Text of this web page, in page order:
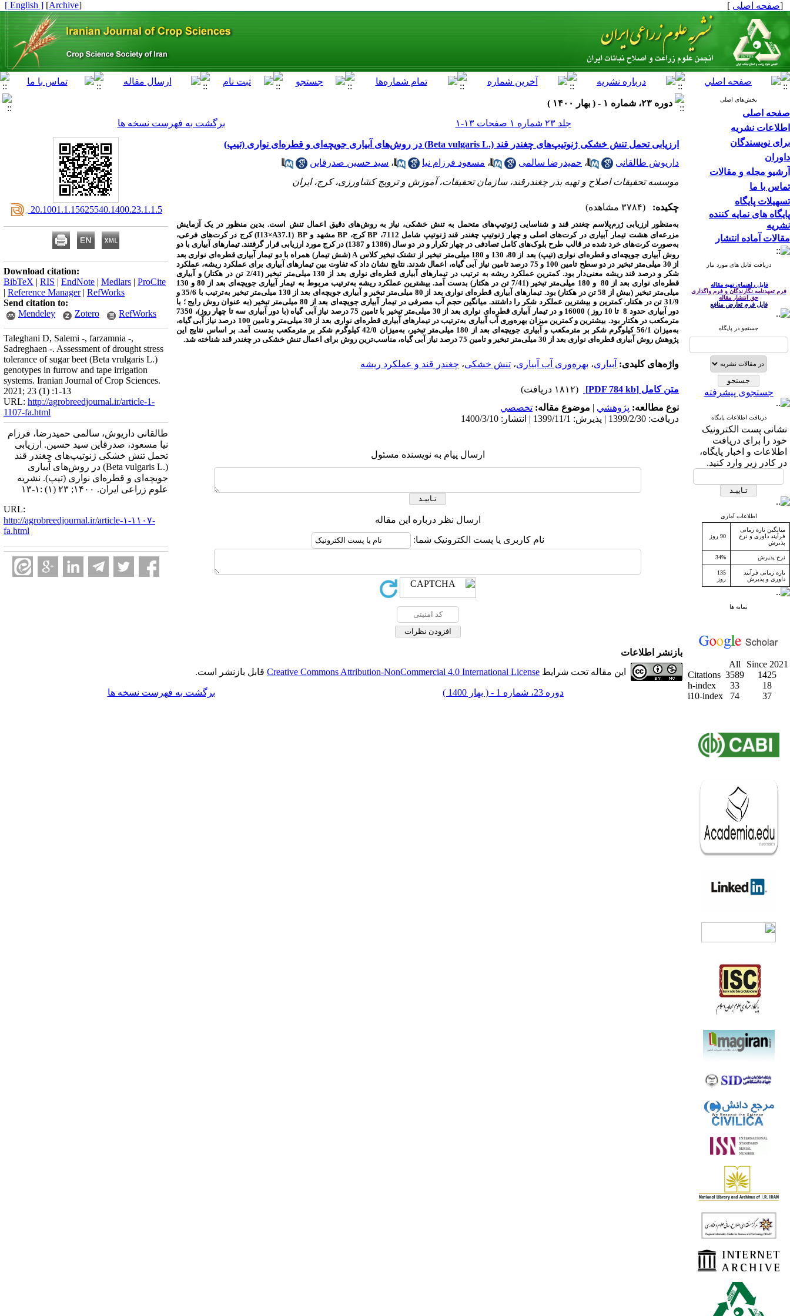
[صفحه اصلی ]
[
Archive
]
[ English ]
بخش‌های اصلی
صفحه اصلی
اطلاعات نشریه
برای نویسندگان
داوران
آرشیو مجله و مقالات
تماس با ما
تسهیلات پایگاه
پایگاه های نمایه کننده
نشریه
مقالات آماده انتشار
دریافت فایل های مورد نیاز
فایل راهنمای تهیه مقاله
فرم تعهدنامه نگارندگان و فرم واگذاری
حق انتشار مقاله
فایل فرم تعارض منافع
جستجو در پایگاه
جستجوی پیشرفته
دریافت اطلاعات پایگاه
نشانی پست الکترونیک
خود را برای دریافت
اطلاعات و اخبار پایگاه،
در کادر زیر وارد کنید.
اطلاعات آماری
میانگین بازه زمانی
فرآیند داوری و نرخ
پذیرش
90 روز
نرخ پذیرش 34%
بازه زمانی فرآیند
داوری و پذیرش
135
روز
نمایه ها
All
Since 2021
Citations 3589
1425
h-index
33
18
i10-index
74 37
دوره ۲۳، شماره ۱ - ( بهار ۱۴۰۰ )
جلد ۲۳ شماره ۱ صفحات ۱۳-۱
برگشت به فهرست نسخه ها
ارزیابی تحمل تنش خشکی ژنوتیپ‌های چغندر قند (.Beta vulgaris L) در روش‌های آبیاری جویچه‌ای و قطره‌ای نواری (تیپ)
داریوش طالقانی
، حمیدرضا سالمی ، مسعود فرزام نیا ، سید حسین صدرقاین
موسسه تحقیقات اصلاح و تهیه بذر چغندرقند، سازمان تحقیقات، آموزش و ترویج کشاورزی، کرج، ایران
چکیده: (۳۷۸۴ مشاهده)
به‌منظور ارزیابی ژرم‌پلاسم چغندر قند و شناسایی ژنوتیپ‌های متحمل به تنش خشکی، نیاز به روش‌های دقیق اعمال تنش است. بدین منظور در یک آزمایش
مزرعه‌ای هشت تیمار آبیاری در کرت‌های اصلی و چهار ژنوتیپ چغندر قند ژنوتیپ شامل 7112،
BPکرج، BPمشهد وBP
(I13×A37.1)کرج در کرت‌های فرعی،
به‌صورت کرت‌های خرد شده در قالب طرح بلوک‌های کامل تصادفی در چهار تکرار و در دو سال (1386 و 1387) در کرج مورد ارزیابی قرار گرفتند. تیمارهای آبیاری با دو
روش آبیاری جویچه‌ای و قطره‌ای نواری (تیپ) بعد از 80، 130 و 180 میلی‌متر تبخیر از تشتک تبخیر کلاس A(شش تیمار) همراه با دو تیمار آبیاری قطره‌ای نواری بعد
از 30 میلی‌متر تبخیر در دو سطح تامین 100 و 75 درصد تامین نیاز آبی گیاه، اعمال شدند. نتایج نشان داد که تفاوت بین تیمارهای آبیاری برای عملکرد ریشه، عملکرد
شکر و درصد قند ریشه معنی‌دار بود. کمترین عملکرد ریشه به ترتیب در تیمارهای آبیاری قطره‌ای نواری بعد از 130 میلی‌متر تبخیر (2/41 تن در هکتار) و آبیاری
قطره‌ای نواری بعد از 80 و 180 میلی‌متر تبخیر (7/41 تن در هکتار) بدست آمد. بیشترین عملکرد ریشه به‌ترتیب مربوط به تیمار آبیاری جویچه‌ای بعد از 80 و 130
میلی‌متر تبخیر (بیش از 58 تن در هکتار) بود. تیمارهای آبیاری قطره‌ای نواری بعد از 80 میلی‌متر تبخیر و آبیاری جویچه‌ای بعد از 130 میلی‌متر تبخیر به‌ترتیب با 35/6 و
31/9 تن در هکتار، کمترین و بیشترین عملکرد شکر را داشتند. میانگین حجم آب مصرفی در تیمار آبیاری جویچه‌ای بعد از 80 میلی‌متر تبخیر (به عنوان روش رایج ؛ با
دور آبیاری حدود 8 تا 10 روز ) 16000 و در تیمار آبیاری قطره‌ای نواری بعد از 30 میلی‌متر تبخیر با تامین 75 درصد نیاز آبی گیاه (با دور آبیاری سه تا چهار روز)، 7350
مترمکعب در هکتار بود. بیشترین و کمترین میزان بهره‌وری آب آبیاری به‌ترتیب در تیمارهای آبیاری قطره‌ای نواری بعد از 30 میلی‌متر و تامین 100 درصد نیاز آبی گیاه،
به‌میزان 56/1 کیلوگرم شکر بر مترمکعب و آبیاری جویچه‌ای بعد از 180 میلی‌متر تبخیر، به‌میزان 42/0 کیلوگرم شکر بر مترمکعب بدست آمد. بر اساس نتایج این
پژوهش روش آبیاری قطره‌ای نواری بعد از 30 میلی‌متر تبخیر و تامین 75 درصد نیاز آبی گیاه، مناسب‌ترین روش برای اعمال تنش خشکی در چغندر قند شناخته شد.
واژه‌های کلیدی: آبیاری، بهره‌وری آب آبیاری، تنش خشکی، چغندر قند و عملکرد ریشه
متن کامل [PDF 784 kb]
(۱۸۱۲ دریافت)
نوع مطالعه: پژوهشي | موضوع مقاله: تخصصي
دریافت: 1399/2/30 | پذیرش: 1399/11/1 | انتشار: 1400/3/10
ارسال پیام به نویسنده مسئول
ارسال نظر درباره این مقاله
نام کاربری یا پست الکترونیک شما:
‎ 20.1001.1.15625540.1400.23.1.1.5
Download citation:
BibTeX | RIS | EndNote | Medlars | ProCite
| Reference Manager| RefWorks
Send citation to:
Mendeley
Zotero RefWorks
Taleghani D, Salemi -, farzamnia -,
Sadreghaen -. Assessment of drought stress
tolerance of sugar beet (Beta vrulgaris L.)
genotypes in furrow and tape irrigation
systems. Iranian Journal of Crop Sciences.
2021; 23 (1) :1-13
URL: http://agrobreedjournal.ir/article-1-
1107-fa.html
طالقانی داریوش، سالمی حمیدرضا، فرزام
نیا مسعود، صدرقاین سید حسین. ارزیابی
تحمل تنش خشکی ژنوتیپ‌های چغندر قند
(.Beta vulgaris L) در روش‌های آبیاری
جویچه‌ای و قطره‌ای نواری (تیپ). نشریه
علوم زراعی ایران. ۱۴۰۰; ۲۳ (۱) :۱-۱۳
URL:
http://agrobreedjournal.ir/article-۱-۱۱۰۷-
fa.html
بازنشر اطلاعات
این مقاله تحت شرایط Creative Commons Attribution-NonCommercial 4.0 International License قابل بازنشر است.
دوره 23، شماره 1 - ( بهار 1400 ) برگشت به فهرست نسخه ها